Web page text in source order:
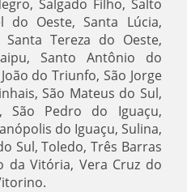
Salgado Filho, Salto
do Oeste, Santa Lúcia,
Tereza do Oeste,
Santo Antônio do
do Triunfo, São Jorge
São Mateus do Sul,
São Pedro do Iguaçu,
do Iguaçu, Sulina,
Sul, Toledo, Três Barras
da Vitória, Vera Cruz do